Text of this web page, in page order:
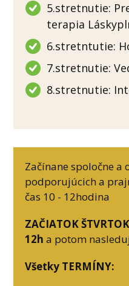
5.stretnutie:
terapia
6.stretntutie:
7.stretnutie:
8.stretnutie:
Začínane spoločne a
podporujúcich a
čas 10 - 12hodina
ZAČIATOK
12ha potom
Všetky TERMÍNY: